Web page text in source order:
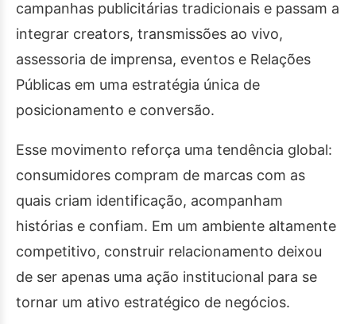
campanhas publicitárias tradicionais e passam a
integrar creators, transmissões ao vivo,
assessoria de imprensa, eventos e Relações
Públicas em uma estratégia única de
posicionamento e conversão.
Esse movimento reforça uma tendência global:
consumidores compram de marcas com as
quais criam identificação, acompanham
histórias e confiam. Em um ambiente altamente
competitivo, construir relacionamento deixou
de ser apenas uma ação institucional para se
tornar um ativo estratégico de negócios.